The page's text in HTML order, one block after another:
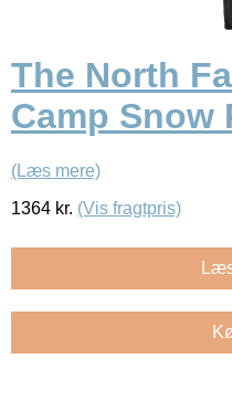
The North
Camp Snow
(Læs mere)
1364 kr. (Vis fragtpris)